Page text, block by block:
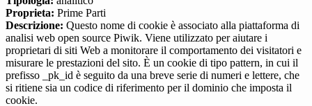
Proprieta: Prime Parti
Descrizione: Questo nome di cookie è associato alla piattaforma di
analisi web open source Piwik. Viene utilizzato per aiutare i
proprietari di siti Web a monitorare il comportamento dei visitatori e
misurare le prestazioni del sito. È un cookie di tipo pattern, in cui il
prefisso _pk_id è seguito da una breve serie di numeri e lettere, che
si ritiene sia un codice di riferimento per il dominio che imposta il
cookie.